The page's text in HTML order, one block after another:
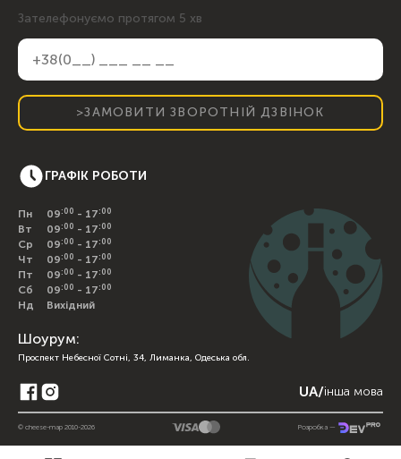
Зателефонуємо протягом 5 хв
>ЗАМОВИТИ ЗВОРОТНІЙ ДЗВІНОК
ГРАФІК РОБОТИ
Пн 09 :00 - 17 :00
Вт 09 :00 - 17 :00
Ср 09 :00 - 17 :00
Чт 09 :00 - 17 :00
Пт 09 :00 - 17 :00
Сб 09 :00 - 17 :00
Нд Вихідний
Шоурум:
Проспект Небесної Сотні, 34, Лиманка, Одеська обл.
UA/інша мова
© cheese-map 2010-2026 Розробка —